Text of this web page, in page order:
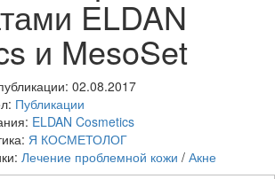
ELDAN
и MesoSet
02.08.2017
Публикации
ELDAN Cosmetics
Я КОСМЕТОЛОГ
Лечение проблемной кожи / Акне